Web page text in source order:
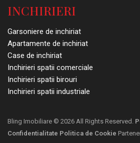
INCHIRIERI
Garsoniere de inchiriat
Apartamente de inchiriat
Case de inchiriat
Inchirieri spatii comerciale
Inchirieri spatii birouri
Inchirieri spatii industriale
Bling Imobiliare © 2026 All Rights Reserved.
Confidentialitate Politica de Cookie